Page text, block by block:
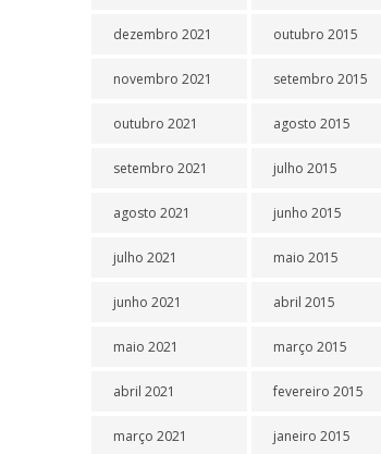
dezembro 2021
novembro 2021
outubro 2021
setembro 2021
agosto 2021
julho 2021
junho 2021
maio 2021
abril 2021
março 2021
outubro 2015
setembro 2015
agosto 2015
julho 2015
junho 2015
maio 2015
abril 2015
março 2015
fevereiro 2015
janeiro 2015